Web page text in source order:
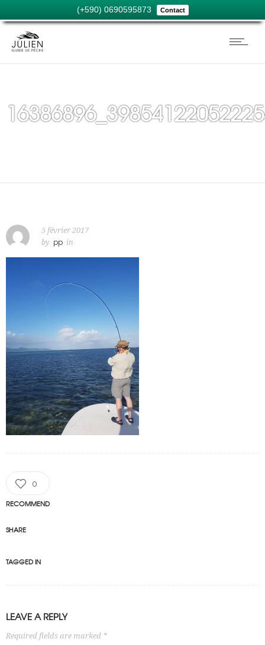
(+590) 0690595873 Contact
5 février 2017
by pp in
0
RECOMMEND
SHARE
TAGGED IN
LEAVE A REPLY
Required fields are marked *